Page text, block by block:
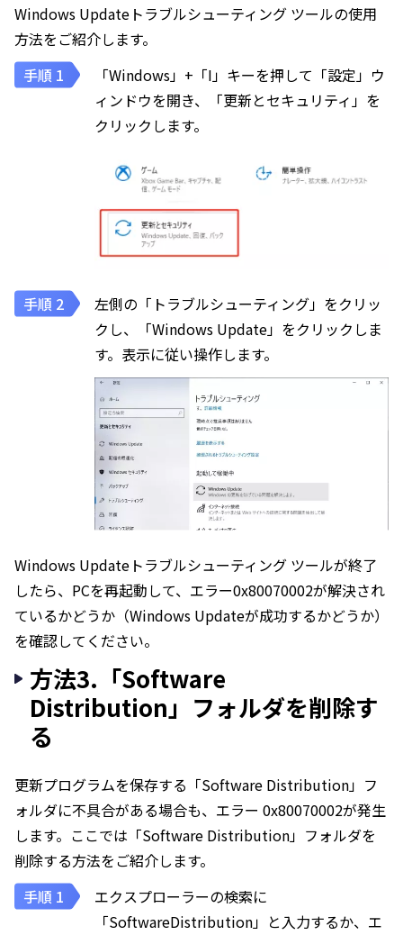
Windows Updateトラブルシューティング ツールの使用
方法をご紹介します。
「Windows」+「I」キーを押して「設定」ウ
ィンドウを開き、「更新とセキュリティ」を
クリックします。
左側の「トラブルシューティング」をクリッ
クし、「Windows Update」をクリックしま
す。表示に従い操作します。
Windows Updateトラブルシューティング ツールが終了
したら、PCを再起動して、エラー0x80070002が解決され
ているかどうか（Windows Updateが成功するかどうか）
を確認してください。
方法3.「Software
Distribution」フォルダを削除す
る
更新プログラムを保存する「Software Distribution」フ
ォルダに不具合がある場合も、エラー 0x80070002が発生
します。ここでは「Software Distribution」フォルダを
削除する方法をご紹介します。
エクスプローラーの検索に
「SoftwareDistribution」と入力するか、エ